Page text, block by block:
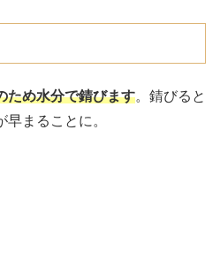
ため水分で錆びます。錆びると
まることに。